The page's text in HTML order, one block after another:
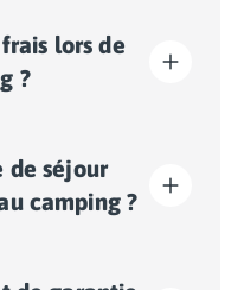
lors de
?
actions de
Il vous faudra
en ligne
de séjour
camping ?